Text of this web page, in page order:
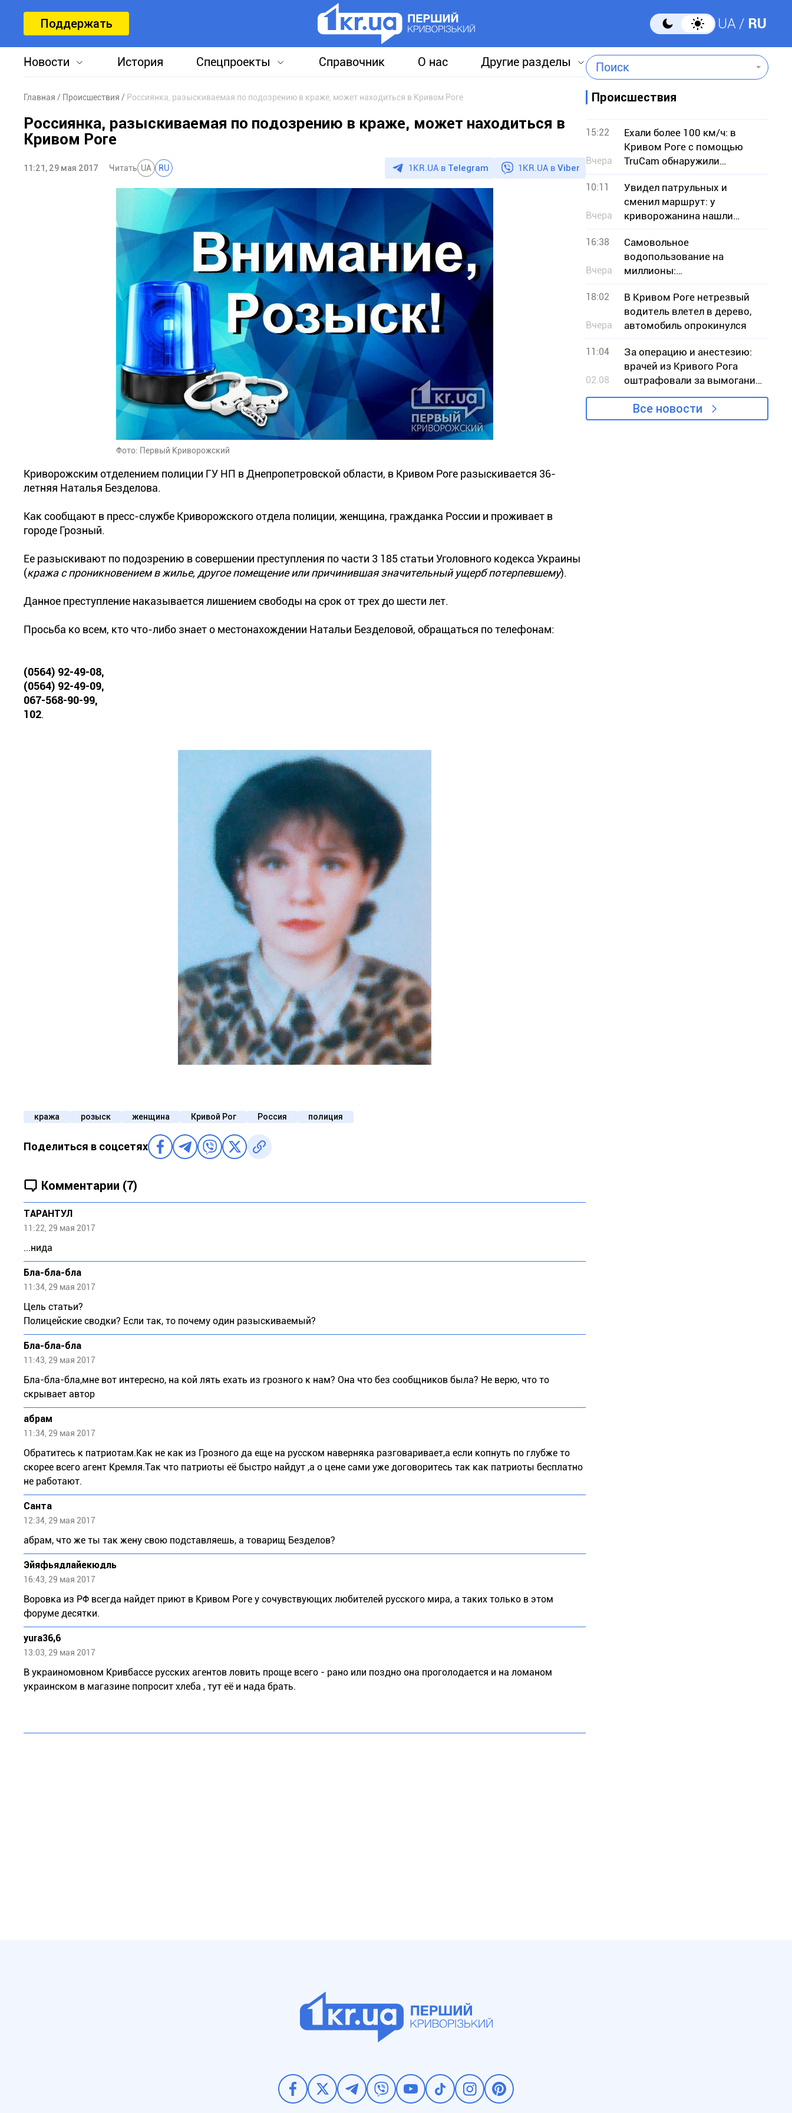
Поддержать UA RU
Новости История Спецпроекты Справочник О нас Другие разделы Поиск
Главная Происшествия Россиянка, разыскиваемая по подозрению в краже, может находиться в Кривом Роге
Россиянка, разыскиваемая по подозрению в краже, может находиться в
Кривом Роге
11:21, 29 мая 2017 Читать UA RU 1KR.UA в Telegram 1KR.UA в Viber
Фото: Первый Криворожский
Криворожским отделением полиции ГУ НП в Днепропетровской области, в Кривом Роге разыскивается 36-
летняя Наталья Безделова.
Как сообщают в пресс-службе Криворожского отдела полиции, женщина, гражданка России и проживает в
городе Грозный.
Ее разыскивают по подозрению в совершении преступления по части 3 185 статьи Уголовного кодекса Украины
(кража с проникновением в жилье, другое помещение или причинившая значительный ущерб потерпевшему).
Данное преступление наказывается лишением свободы на срок от трех до шести лет.
Просьба ко всем, кто что-либо знает о местонахождении Натальи Безделовой, обращаться по телефонам:
(0564) 92-49-08,
(0564) 92-49-09,
067-568-90-99,
102.
кража розыск женщина Кривой Рог Россия полиция
Поделиться в соцсетях
Комментарии (7)
ТАРАНТУЛ
11:22, 29 мая 2017
...нида
Бла-бла-бла
11:34, 29 мая 2017
Цель статьи?
Полицейские сводки? Если так, то почему один разыскиваемый?
Бла-бла-бла
11:43, 29 мая 2017
Бла-бла-бла,мне вот интересно, на кой лять ехать из грозного к нам? Она что без сообщников была? Не верю, что то
скрывает автор
абрам
11:34, 29 мая 2017
Обратитесь к патриотам.Как не как из Грозного да еще на русском наверняка разговаривает,а если копнуть по глубже то
скорее всего агент Кремля.Так что патриоты её быстро найдут ,а о цене сами уже договоритесь так как патриоты бесплатно
не работают.
Санта
12:34, 29 мая 2017
абрам, что же ты так жену свою подставляешь, а товарищ Безделов?
Эйяфьядлайекюдль
16:43, 29 мая 2017
Воровка из РФ всегда найдет приют в Кривом Роге у сочувствующих любителей русского мира, а таких только в этом
форуме десятки.
yura36,6
13:03, 29 мая 2017
В украиномовном Кривбассе русских агентов ловить проще всего - рано или поздно она проголодается и на ломаном
украинском в магазине попросит хлеба , тут её и нада брать.
Происшествия
15:22
Вчера
Ехали более 100 км/ч: в
Кривом Роге с помощью
TruCam обнаружили
водителей-нарушителей
10:11
Вчера
Увидел патрульных и
сменил маршрут: у
криворожанина нашли
вероятные наркотики
16:38
Вчера
Самовольное
водопользование на
миллионы:
эксруководителю КП с
Днепропетровщины
объявили подозрение
18:02
Вчера
В Кривом Роге нетрезвый
водитель влетел в дерево,
автомобиль опрокинулся
11:04
02.08
За операцию и анестезию:
врачей из Кривого Рога
оштрафовали за вымогание
денег у пациента
Все новости